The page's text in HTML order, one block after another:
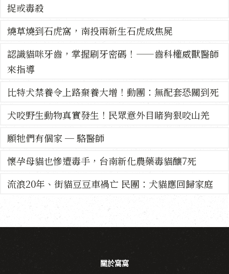
捉或毒殺
燒草燒到石虎窩，南投兩新生石虎成焦屍
​認識貓咪牙齒，掌握刷牙密碼！——齒科權威獸醫師
來指導
比特犬禁養令上路棄養大增！動團：無配套恐關到死
犬咬野生動物真實發生！民眾意外目睹狗狠咬山羌
願牠們有個家 ─ 駱醫師
懷孕母貓也慘遭毒手，台南新化農藥毒貓釀7死
流浪20年、街貓豆豆車禍亡 民團：犬貓應回歸家庭
關於窩窩